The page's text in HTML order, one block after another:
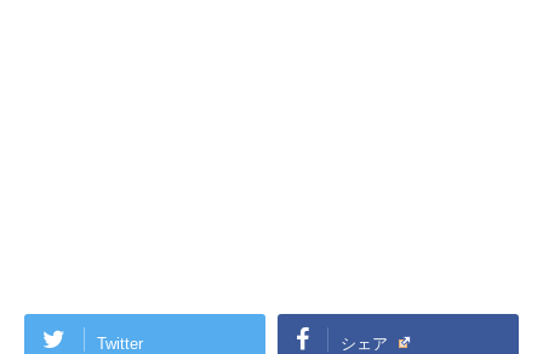
Twitter シェア